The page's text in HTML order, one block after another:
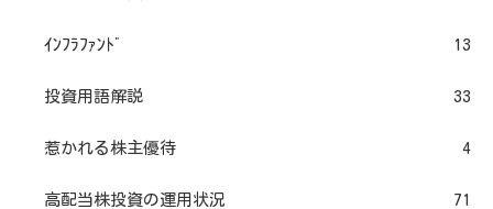
ｲﾝﾌﾗﾌｧﾝﾄﾞ 13
投資用語解説 33
惹かれる株主優待 4
高配当株投資の運用状況 71